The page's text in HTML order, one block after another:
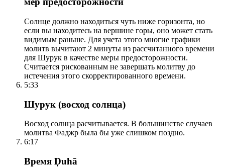
Солнце должно находиться чуть ниже горизонта, но
если вы находитесь на вершине горы, оно может стать
видимым раньше. Для учета этого многие графики
молитв вычитают 2 минуты из рассчитанного времени
для Шурук в качестве меры предосторожности.
Считается рискованным не завершать молитву до
истечения этого скорректированного времени.
5:33
Шурук (восход солнца)
Восход солнца расчитывается. В большинстве случаев
молитва Фаджр была бы уже слишком поздно.
6:17
Время Ḍuhā